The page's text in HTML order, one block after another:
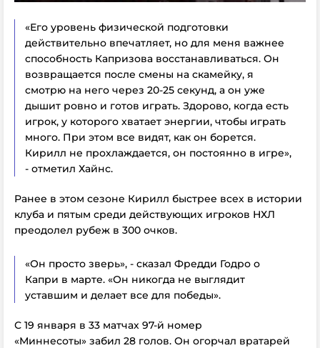
«Его уровень физической подготовки
действительно впечатляет, но для меня важнее
способность Капризова восстанавливаться. Он
возвращается после смены на скамейку, я
смотрю на него через 20-25 секунд, а он уже
дышит ровно и готов играть. Здорово, когда есть
игрок, у которого хватает энергии, чтобы играть
много. При этом все видят, как он борется.
Кирилл не прохлаждается, он постоянно в игре»,
- отметил Хайнс.
Ранее в этом сезоне Кирилл быстрее всех в истории
клуба и пятым среди действующих игроков НХЛ
преодолел рубеж в 300 очков.
«Он просто зверь», - сказал Фредди Годро о
Капри в марте. «Он никогда не выглядит
уставшим и делает все для победы».
С 19 января в 33 матчах 97-й номер
«Миннесоты» забил 28 голов. Он огорчал вратарей